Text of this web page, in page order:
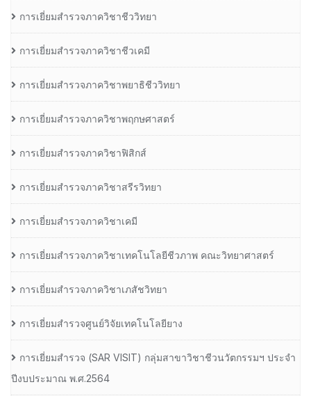
การเยี่ยมสำรวจภาควิชาชีววิทยา
การเยี่ยมสำรวจภาควิชาชีวเคมี
การเยี่ยมสำรวจภาควิชาพยาธิชีววิทยา
การเยี่ยมสำรวจภาควิชาพฤกษศาสตร์
การเยี่ยมสำรวจภาควิชาฟิสิกส์
การเยี่ยมสำรวจภาควิชาสรีรวิทยา
การเยี่ยมสำรวจภาควิชาเคมี
การเยี่ยมสำรวจภาควิชาเทคโนโลยีชีวภาพ คณะวิทยาศาสตร์
การเยี่ยมสำรวจภาควิชาเภสัชวิทยา
การเยี่ยมสำรวจศูนย์วิจัยเทคโนโลยียาง
การเยี่ยมสํารวจ (SAR VISIT) กลุ่มสาขาวิชาชีวนวัตกรรมฯ ประจํา
ปีงบประมาณ พ.ศ.2564